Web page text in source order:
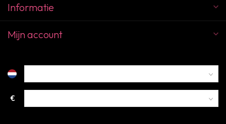
Informatie
Mijn account
€